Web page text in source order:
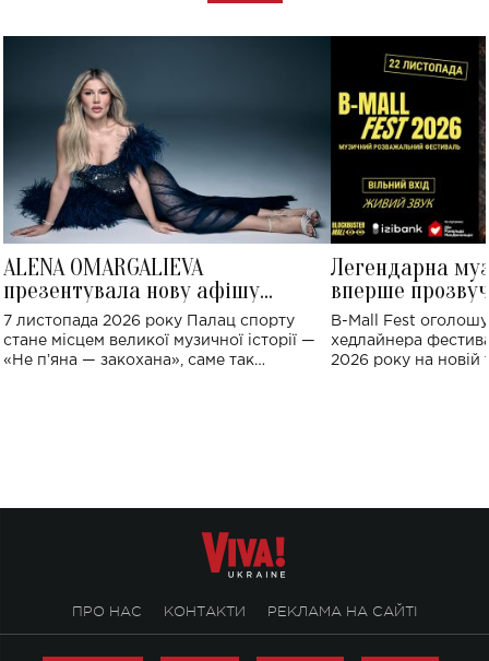
ALENA OMARGALIEVA
презентувала нову афішу
великого концерту в Палаці
спорту
7 листопада 2026 року Палац спорту
стане місцем великої музичної історії —
«Не пʼяна — закохана», саме так
Легендарна
вперше
Україні: де
B-Mall Fest
хедлайнера
2026 року на новій
ПРО НАС КОНТАКТИ РЕКЛАМА НА САЙТІ